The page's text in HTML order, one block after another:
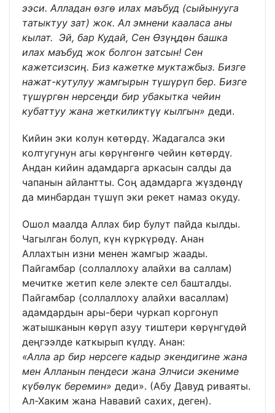
ээси. Алладан өзгө илах маъбуд (сыйынууга
татыктуу зат) жок. Ал эмнени кааласа аны
кылат. Эй, бар Кудай, Сен Өзүңдөн башка
илах маъбуд жок болгон затсын! Сен
кажетсизсиң. Биз кажетке муктажбыз. Бизге
нажат-кутулуу жамгырын түшүрүп бер. Бизге
түшүргөн нерсеңди бир убакытка чейин
кубаттуу жана жеткиликтүү кылгын» деди.
Кийин эки колун көтөрдү. Жадагалса эки
колтугунун агы көрүнгөнгө чейин көтөрдү.
Андан кийин адамдарга аркасын салды да
чапанын айлантты. Соң адамдарга жүздөндү
да минбардан түшүп эки рекет намаз окуду.
Ошол маалда Аллах бир булут пайда кылды.
Чагылган болуп, күн күркүрөдү. Анан
Аллахтын изни менен жамгыр жаады.
Пайгамбар (соллаллоху алайхи ва саллам)
мечитке жетип келе электе сел башталды.
Пайгамбар (соллаллоху алайхи васаллам)
адамдардын ары-бери чуркап коргонуп
жатышканын көрүп азуу тиштери көрүнгүдөй
деңгээлде каткырып күлдү. Анан:
«Алла ар бир нерсеге кадыр экендигине жана
мен Алланын пендеси жана Элчиси экениме
күбөлүк беремин» деди». (Абу Давуд риваяты.
Ал-Хаким жана Нававий сахих, деген).